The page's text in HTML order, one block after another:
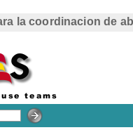
la coordinacion de